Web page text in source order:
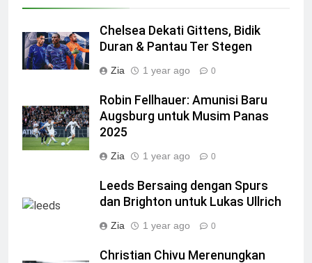
Chelsea Dekati Gittens, Bidik
Duran & Pantau Ter Stegen
Zia 1 year ago 0
Robin Fellhauer: Amunisi Baru
Augsburg untuk Musim Panas
2025
Zia 1 year ago 0
Leeds Bersaing dengan Spurs
dan Brighton untuk Lukas Ullrich
Zia 1 year ago 0
Christian Chivu Merenungkan